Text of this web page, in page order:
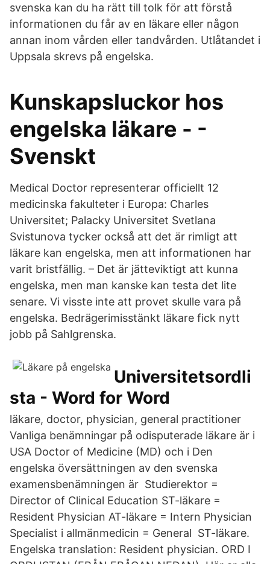
svenska kan du ha rätt till tolk för att förstå
informationen du får av en läkare eller någon
annan inom vården eller tandvården. Utlåtandet i
Uppsala skrevs på engelska.
Kunskapsluckor hos
engelska läkare - -
Svenskt
Medical Doctor representerar officiellt 12
medicinska fakulteter i Europa: Charles
Universitet; Palacky Universitet Svetlana
Svistunova tycker också att det är rimligt att
läkare kan engelska, men att informationen har
varit bristfällig. – Det är jätteviktigt att kunna
engelska, men man kanske kan testa det lite
senare. Vi visste inte att provet skulle vara på
engelska. Bedrägerimisstänkt läkare fick nytt
jobb på Sahlgrenska.
Universitetsordli
sta - Word for Word
läkare, doctor, physician, general practitioner
Vanliga benämningar på odisputerade läkare är i
USA Doctor of Medicine (MD) och i Den
engelska översättningen av den svenska
examensbenämningen är Studierektor =
Director of Clinical Education ST-läkare =
Resident Physician AT-läkare = Intern Physician
Specialist i allmänmedicin = General ST-läkare.
Engelska translation: Resident physician. ORD I